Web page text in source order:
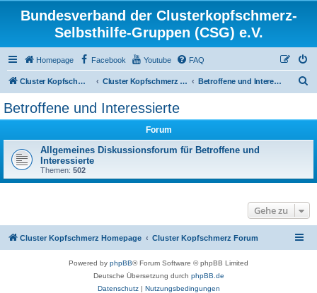
Bundesverband der Clusterkopfschmerz-
Selbsthilfe-Gruppen (CSG) e.V.
Homepage Facebook Youtube FAQ
Cluster Kopfschmerz Homepage Cluster Kopfschmerz Forum Betroffene und Interessierte
Betroffene und Interessierte
Forum
Allgemeines Diskussionsforum für Betroffene und
Interessierte
Themen: 502
Gehe zu
Cluster Kopfschmerz Homepage Cluster Kopfschmerz Forum
Powered by phpBB® Forum Software © phpBB Limited
Deutsche Übersetzung durch phpBB.de
Datenschutz| Nutzungsbedingungen